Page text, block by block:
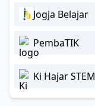
Jogja Belajar
PembaTIK
Ki Hajar STEM